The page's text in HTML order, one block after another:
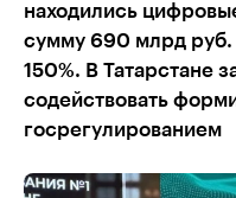
находились
сумму 690 млрд руб.
150%. В Татарстане
содействовать
госрегулированием